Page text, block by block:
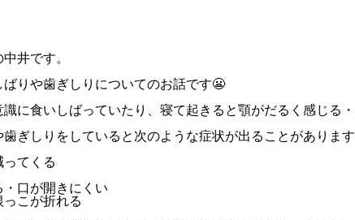
井です。
ばりや歯ぎしりについてのお話です😬
に食いしばっていたり、寝て起きると顎がだるく感じる
ぎしりをしていると次のような症状が出ることがあります
てくる
口が開きにくい
こが折れる